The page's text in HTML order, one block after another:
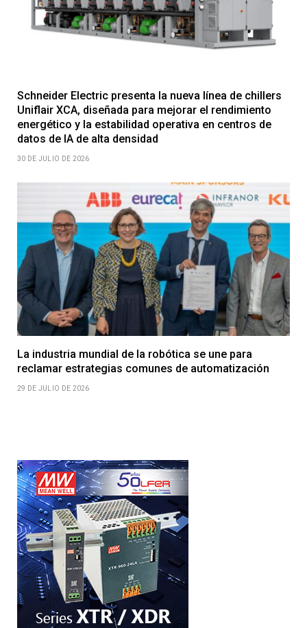
Schneider Electric presenta la nueva línea de chillers
Uniflair XCA, diseñada para mejorar el rendimiento
energético y la estabilidad operativa en centros de
datos de IA de alta densidad
30 DE JULIO DE 2026
La industria mundial de la robótica se une para
reclamar estrategias comunes de automatización
29 DE JULIO DE 2026